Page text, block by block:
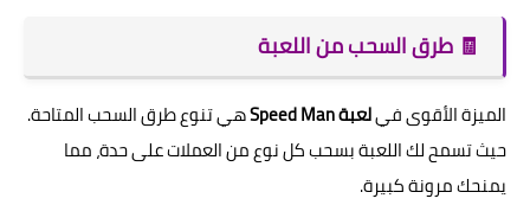
🧾 طرق السحب من اللعبة
الميزة الأقوى فيلعبة Speed Man
هي تنوع طرق السحب المتاحة.
حيث تسمح لك اللعبة بسحب كل نوع من العملات على حدة، مما
يمنحك مرونة كبيرة.